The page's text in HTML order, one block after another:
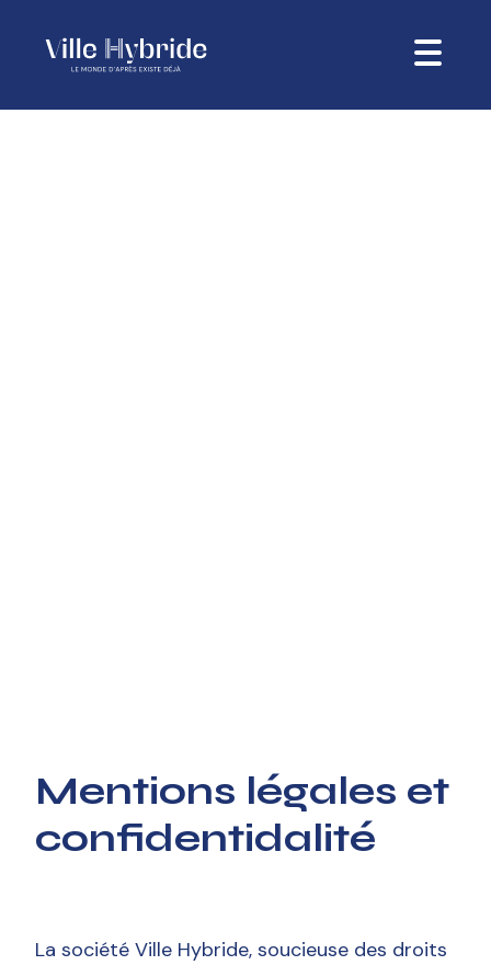
Mentions légales et
confidentidalité
La société Ville Hybride, soucieuse des droits